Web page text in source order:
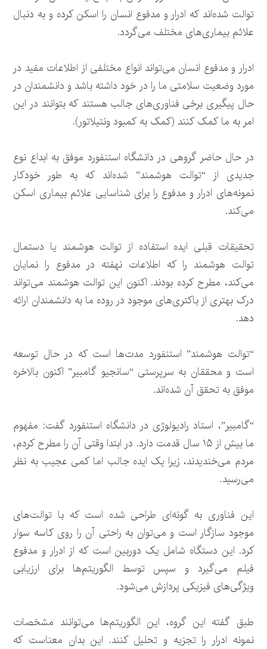
توالت شده‌اند که ادرار و مدفوع انسان را اسکن کرده و به دنبال
علائم بیماری‌های مختلف می‌گردد.
ادرار و مدفوع انسان می‌تواند انواع مختلفی از اطلاعات مفید در
مورد وضعیت سلامتی ما را در خود داشته باشد و دانشمندان در
حال پیگیری برخی فناوری‌های جالب هستند که بتوانند در این
امر به ما کمک کنند (کمک به کمبود ونتیلاتور).
در حال حاضر گروهی در دانشگاه استنفورد موفق به ابداع نوع
جدیدی از “توالت هوشمند” شده‌اند که به طور خودکار
نمونه‌های ادرار و مدفوع را برای شناسایی علائم بیماری اسکن
می‌کند.
تحقیقات قبلی ایده استفاده از توالت هوشمند یا دستمال
توالت هوشمند را که اطلاعات نهفته در مدفوع را نمایان
می‌کند، مطرح کرده بودند. اکنون این توالت هوشمند می‌تواند
درک بهتری از باکتری‌های موجود در روده ما به دانشمندان ارائه
دهد.
“توالت هوشمند” استنفورد مدت‌ها است که در حال توسعه
است و محققان به سرپرستی “سانجیو گامبیر” اکنون بالاخره
موفق به تحقق آن شده‌اند.
“گامبیر”، استاد رادیولوژی در دانشگاه استنفورد گفت: مفهوم
ما بیش از ۱۵ سال قدمت دارد. در ابتدا وقتی آن را مطرح کردم،
مردم می‌خندیدند، زیرا یک ایده جالب اما کمی عجیب به نظر
می‌رسید.
این فناوری به گونه‌ای طراحی شده است که با توالت‌های
موجود سازگار است و می‌توان به راحتی آن را روی کاسه سوار
کرد. این دستگاه شامل یک دوربین است که از ادرار و مدفوع
فیلم می‌گیرد و سپس توسط الگوریتم‌ها برای ارزیابی
ویژگی‌های فیزیکی پردازش می‌شود.
طبق گفته این گروه، این الگوریتم‌ها می‌توانند مشخصات
نمونه ادرار را تجزیه و تحلیل کنند. این بدان معناست که